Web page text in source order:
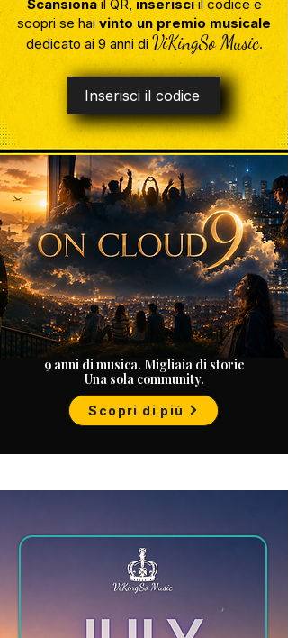
Scansiona il QR, inserisci il codice e
scopri se hai vinto un premio musicale
dedicato ai 9 anni di ViKingSo Music.
Inserisci il codice
9 anni di musica. Migliaia di storie
Una sola community.
Scopri di più